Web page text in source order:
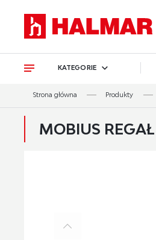
KATEGORIE
Strona główna Produkty
MOBIUS